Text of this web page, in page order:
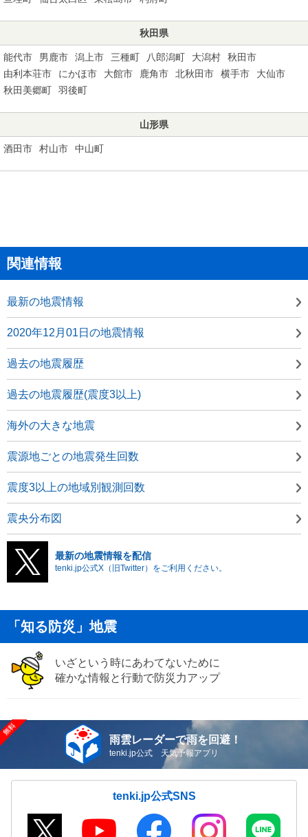
秋田県
能代市 男鹿市 潟上市 三種町 八郎潟町 大潟村
秋田市
由利本荘市
にかほ市 大館市 鹿角市 北秋田市 横手市
大仙市
秋田美郷町
羽後町
山形県
酒田市 村山市 中山町
関連情報
最新の地震情報
2020年12月01日の地震情報
過去の地震履歴
過去の地震履歴(震度3以上)
海外の大きな地震
震源地ごとの地震発生回数
震度3以上の地域別観測回数
震央分布図
最新の地震情報を配信
tenki.jp公式X（旧Twitter）をご利用ください。
「知る防災」地震
いざという時にあわてないために
確かな情報と行動で防災力アップ
雨雲レーダーで雨を回避！
tenki.jp公式 天気予報アプリ
tenki.jp公式SNS